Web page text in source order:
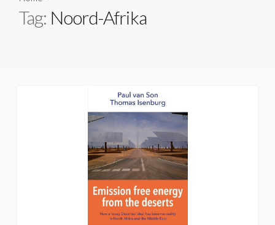
Tag: Noord-Afrika